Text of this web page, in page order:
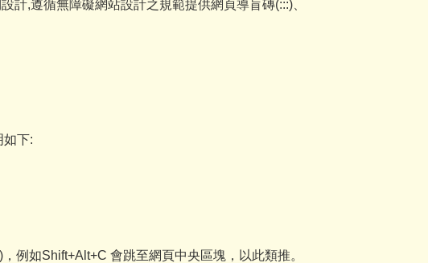
計,遵循無障礙網站設計之規範提供網頁導盲磚(:::)、
如下:
例如Shift+Alt+C 會跳至網頁中央區塊，以此類推。